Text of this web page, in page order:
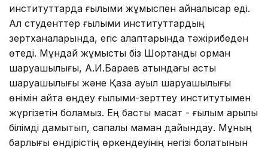
институттарда ғылыми жұмыспен айналысар еді.
Ал студенттер ғылыми институттардың
зертханаларында, егіс алқаптарында тәжірибеден
өтеді. Мұндай жұмысты біз Шортанды орман
шаруашылығы, А.И.Бараев атындағы астық
шаруашылығы және Қазақ ауыл шаруашылығы
өнімін қайта өңдеу ғылыми-зерттеу институтымен
жүргізетін боламыз. Ең басты мақсат - ғылым арқылы
білімді дамытып, сапалы маман дайындау. Мұның
барлығы өндірістің өркендеуінің негізі болатынын